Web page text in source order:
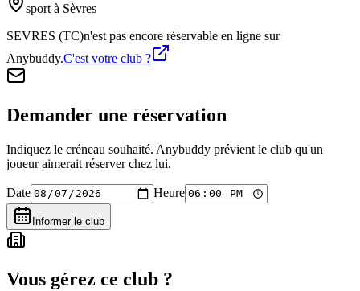
sport à Sèvres
SEVRES (TC)n'est pas encore réservable en ligne sur
Anybuddy.C'est votre club ?
Demander une réservation
Indiquez le créneau souhaité. Anybuddy prévient le club qu'un
joueur aimerait réserver chez lui.
Date Heure
Informer le club
Vous gérez ce club ?